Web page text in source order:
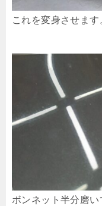
これを変身させます
ボンネット半分磨い